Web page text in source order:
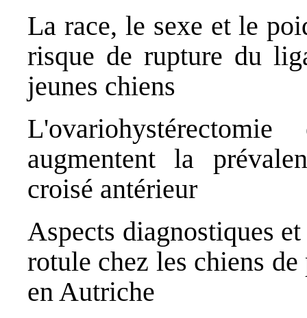
La race, le sexe et le
risque de rupture du
jeunes chiens
augmentent la
croisé antérieur
Aspects diagnostiques
rotule chez les chiens
en Autriche